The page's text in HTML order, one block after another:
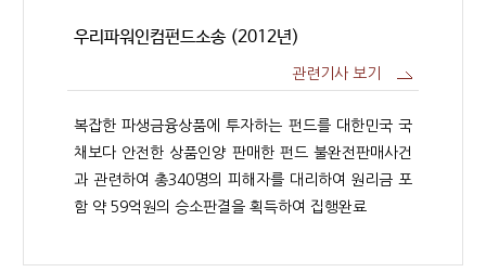
우리파워인컴펀드소송 (2012년)
관련기사 보기
복잡한 파생금융상품에 투자하는 펀드를 대한민국 국
채보다 안전한 상품인양 판매한 펀드 불완전판매사건
과 관련하여 총340명의 피해자를 대리하여 원리금 포
함 약 59억원의 승소판결을 획득하여 집행완료